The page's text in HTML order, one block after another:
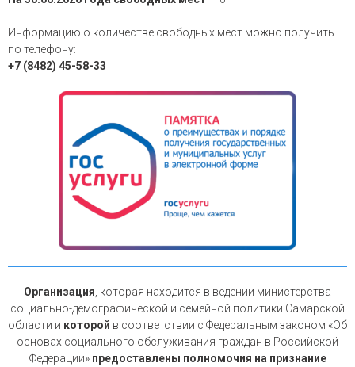
Информацию о количестве свободных мест можно получить
по телефону:
+7 (8482) 45-58-33
Организация , которая находится в ведении министерства
социально-демографической и семейной политики Самарской
области и которой в соответствии с Федеральным законом «Об
основах социального обслуживания граждан в Российской
Федерации» предоставлены полномочия на признание